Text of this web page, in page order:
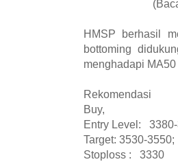
HMSP berhasil
bottoming
menghadapi
Rekomendasi
Buy,
Entry Level:
Target: 3530-3550;
Stoploss : 3330